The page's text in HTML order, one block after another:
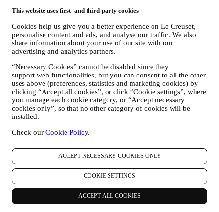
This website uses first- and third-party cookies
Cookies help us give you a better experience on Le Creuset,
personalise content and ads, and analyse our traffic. We also
share information about your use of our site with our
advertising and analytics partners.
“Necessary Cookies” cannot be disabled since they
support web functionalities, but you can consent to all the other
uses above (preferences, statistics and marketing cookies) by
clicking “Accept all cookies”, or click “Cookie settings”, where
you manage each cookie category, or “Accept necessary
cookies only”, so that no other category of cookies will be
installed.
Check our Cookie Policy.
ACCEPT NECESSARY COOKIES ONLY
COOKIE SETTINGS
ACCEPT ALL COOKIES
prawa dotyczącymi ochrony danych obowiązującymi w kraju, na
ochrony danych ").
1. KIEDY I JAKIE RODZAJE DANYCH UŻYTKOWNIKA
GROMADZIMY?
"Dane osobowe" oznaczają wszelkie dane dotyczące użytkownika i
pozwalające nam na określenie jego tożsamości bezpośrednio albo
w połączeniu z innymi danymi.
Dzieci: Nie pozyskujemy danych osobowych od dzieci. Trzeba mieć
18 lat albo więcej, aby korzystać z naszej witryny internetowej i
naszych usług.
Możemy gromadzić dane osobowe użytkowników korzystających z
naszej strony internetowej („Strona internetowa”), rejestrujących
internetowej lub w naszych sklepach Le Creuset (Signature
marketingowe. Dane osobowe mogą dotyczyć:
dane zakupu, na przykład datę i godzinę zakupu, dane
dostawy, dane i informacje szczegółowe dotyczące produktu i
płatności w celu realizacji zamówień;
dane użytkownika dotyczące historii przeglądania Internetu
(np. identyfikatory internetowe – takie jak adres IP, wersja